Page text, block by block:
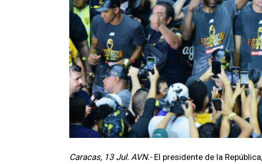
Caracas, 13 Jul. AVN.- El presidente de la